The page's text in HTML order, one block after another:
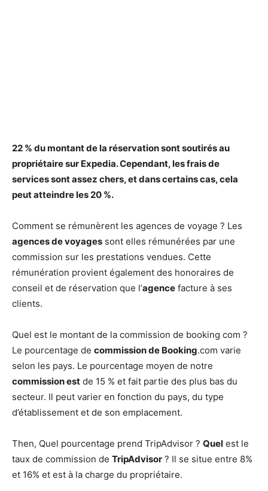
22 % du montant de la réservationsontsoutirés au
propriétaire sur Expedia. Cependant, les frais de
servicessontassez chers, et dans certains cas, cela
peut atteindre les 20 %.
Comment se rémunèrent les agences de voyage ? Les
agences de voyages sont elles rémunérées par une
commission sur les prestations vendues. Cette
rémunération provient également des honoraires de
conseil et de réservation que l’agence facture à ses
clients.
Quel est le montant de la commission de booking com ?
Le pourcentage de commission de Booking.com varie
selon les pays. Le pourcentage moyen de notre
commission est de 15 % et fait partie des plus bas du
secteur. Il peut varier en fonction du pays, du type
d’établissement et de son emplacement.
Then, Quel pourcentage prend TripAdvisor ? Quel est le
taux de commission de TripAdvisor ? Il se situe entre 8%
et 16% et est à la charge du propriétaire.